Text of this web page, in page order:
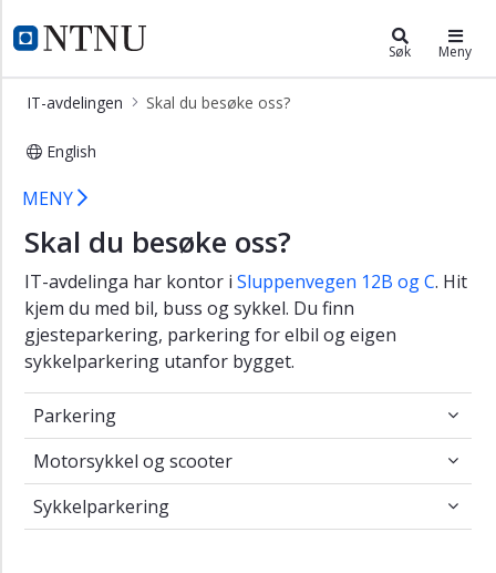
NTNU Hjemmeside
IT-avdelingen Søk Meny
IT-avdelingen Skal du besøke oss?
English
IT-avdelingen - Skal du besøke oss?
×
Forside
Brukarstøtte
Kontakt
du
oss?
Seksjonar
og
tilsette
SOC
NTNU
Forskingsstøtte
MENY
Skal du besøke oss?
IT-avdelinga har kontor i Sluppenvegen 12B og C. Hit
kjem du med bil, buss og sykkel. Du finn
gjesteparkering, parkering for elbil og eigen
sykkelparkering utanfor bygget.
Parkering
Parkering
Motorsykkel og scooter
Motorsykkel og scooter
Sykkelparkering
Sykkelparkering